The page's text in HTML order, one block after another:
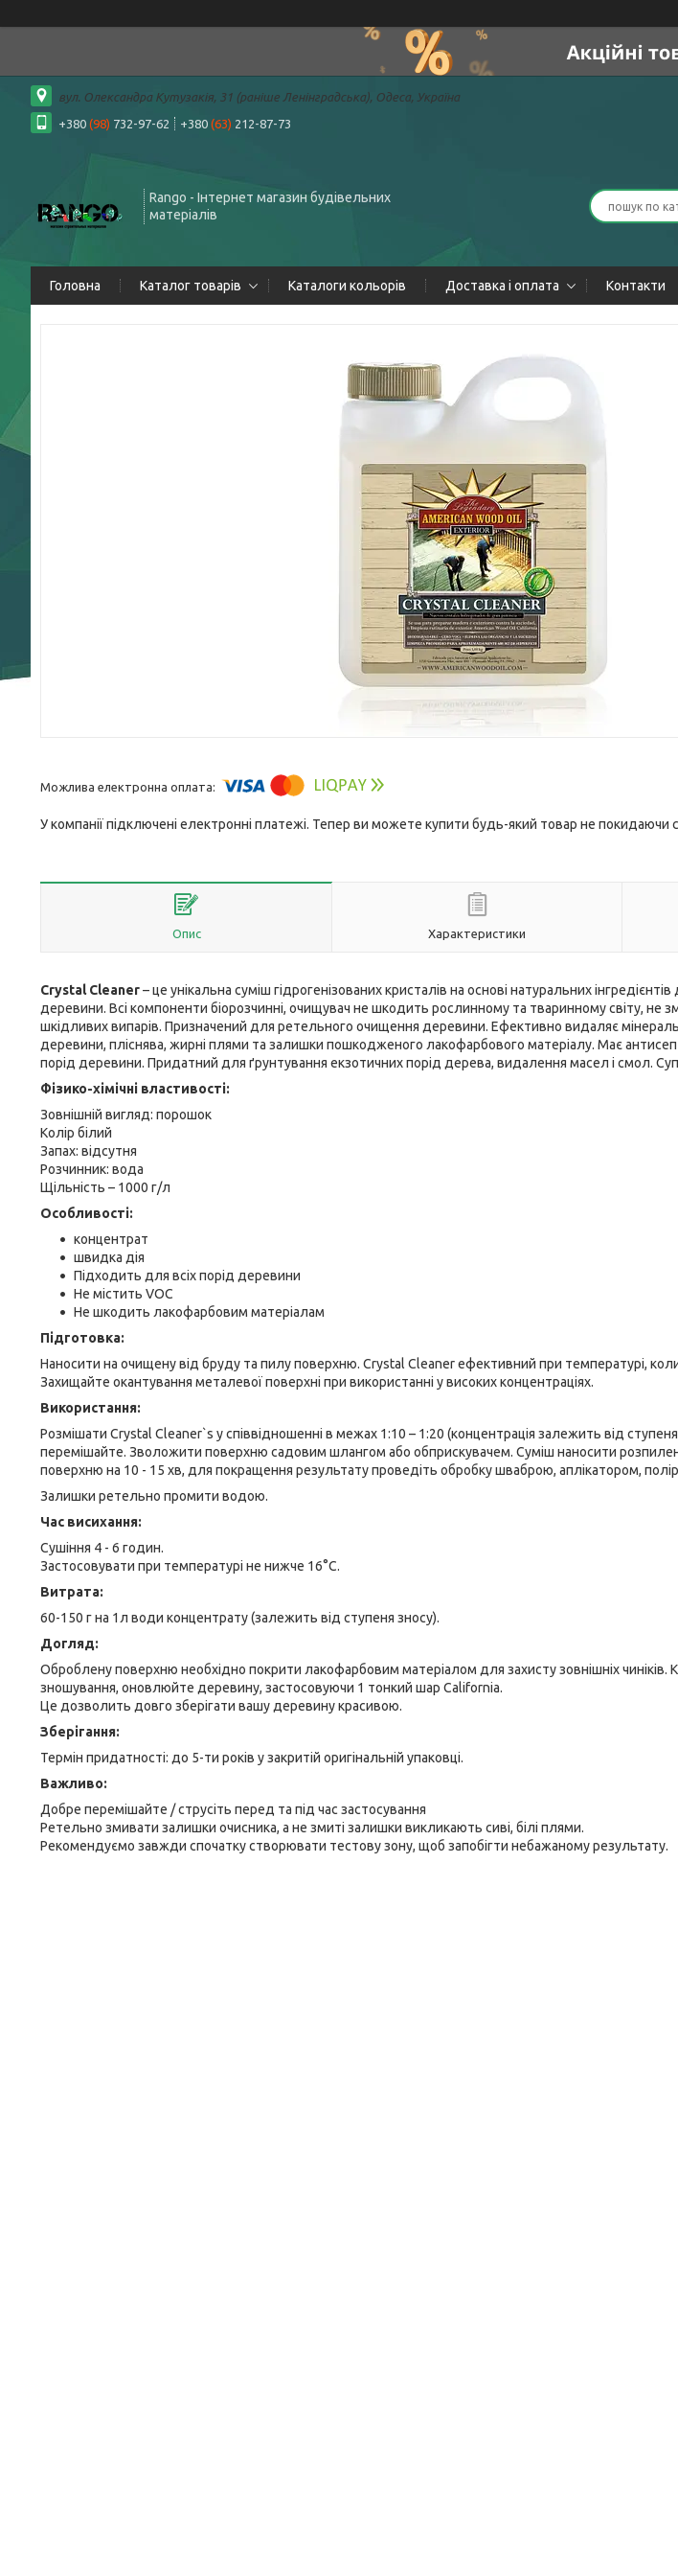
вул. Олександра Кутузакія, 31 (раніше Ленінградська), Одеса, Україна
+380 (98) 732-97-62 +380 (63) 212-87-73
Rango - Інтернет магазин будівельних
матеріалів
Головна Каталог товарів Каталоги кольорів Доставка і оплата Контакти
У компанії підключені електронні платежі. Тепер ви можете купити будь-який товар не покидаючи
Опис Характеристики
Crystal Cleaner– це унікальна суміш гідрогенізованих кристалів на основі натуральних
деревини. Всі компоненти біорозчинні, очищувач не шкодить рослинному та тваринному світу, не
шкідливих випарів. Призначений для ретельного очищення деревини. Ефективно видаляє
деревини, пліснява, жирні плями та залишки пошкодженого лакофарбового матеріалу. Має
порід деревини. Придатний для ґрунтування екзотичних порід дерева, видалення масел і смол.
Фізико-хімічні властивості:
Зовнішній вигляд: порошок
Колір білий
Запах: відсутня
Розчинник: вода
Щільність – 1000 г/л
Особливості:
концентрат
швидка дія
Підходить для всіх порід деревини
Не містить VOC
Не шкодить лакофарбовим матеріалам
Підготовка:
Наносити на очищену від бруду та пилу поверхню. Crystal Cleaner ефективний при температурі,
Захищайте окантування металевої поверхні при використанні у високих концентраціях.
Використання:
Розмішати Crystal Cleaner`s у співвідношенні в межах 1:10 – 1:20 (концентрація залежить від
перемішайте. Зволожити поверхню садовим шлангом або обприскувачем. Суміш наносити
поверхню на 10 - 15 хв, для покращення результату проведіть обробку шваброю, аплікатором,
Залишки ретельно промити водою.
Час висихання:
Сушіння 4 - 6 годин.
Застосовувати при температурі не нижче 16°С.
Витрата:
60-150 г на 1л води концентрату (залежить від ступеня зносу).
Догляд:
Оброблену поверхню необхідно покрити лакофарбовим матеріалом для захисту зовнішніх чиніків.
зношування, оновлюйте деревину, застосовуючи 1 тонкий шар California.
Це дозволить довго зберігати вашу деревину красивою.
Зберігання:
Термін придатності: до 5-ти років у закритій оригінальній упаковці.
Важливо:
Добре перемішайте / струсіть перед та під час застосування
Ретельно змивати залишки очисника, а не змиті залишки викликають сиві, білі плями.
Рекомендуємо завжди спочатку створювати тестову зону, щоб запобігти небажаному результату.